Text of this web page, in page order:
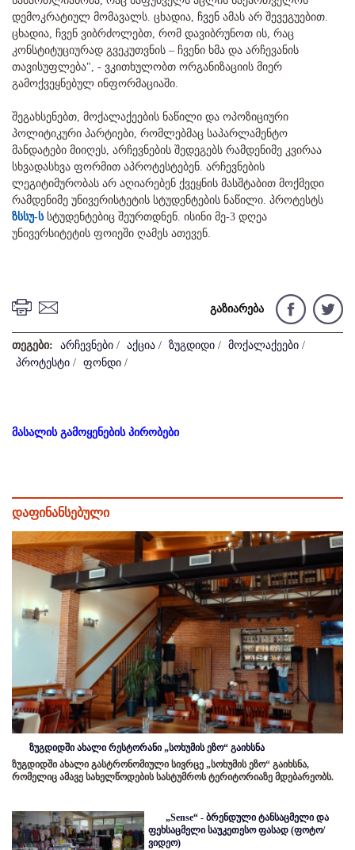
დემოკრატიულ მომავალს. ცხადია, ჩვენ ამას არ შევეგუებით.
ცხადია, ჩვენ ვიბრძოლებთ, რომ დავიბრუნოთ ის, რაც
კონსტიტუციურად გვეკუთვნის – ჩვენი ხმა და არჩევანის
თავისუფლება", - ვკითხულობთ ორგანიზაციის მიერ
გამოქვეყნებულ ინფორმაციაში.
შეგახსენებთ, მოქალაქეების ნაწილი და ოპოზიციური
პოლიტიკური პარტიები, რომლებმაც საპარლამენტო
მანდატები მიიღეს, არჩევნების შედეგებს რამდენიმე კვირაა
სხვადასხვა ფორმით აპროტესტებენ. არჩევნების
ლეგიტიმურობას არ აღიარებენ ქვეყნის მასშტაბით მოქმედი
რამდენიმე უნივერისტეტის სტუდენტების ნაწილი. პროტესტს
ზსსუ-ს სტუდენტებიც შეურთდნენ. ისინი მე-3 დღეა
უნივერსიტეტის ფოიეში ღამეს ათევენ.
გაზიარება
თეგები: არჩევნები / აქცია / ზუგდიდი / მოქალაქეები /
პროტესტი / ფონდი /
მასალის გამოყენების პირობები
დაფინანსებული
ზუგდიდში ახალი რესტორანი „სოხუმის ეზო“ გაიხსნა
ზუგდიდში ახალი გასტრონომიული სივრცე „სოხუმის ეზო“ გაიხსნა,
რომელიც ამავე სახელწოდების სასტუმროს ტერიტორიაზე მდებარეობს.
„Sense“ - ბრენდული ტანსაცმელი და
ფეხსაცმელი საუკეთესო ფასად (ფოტო/
ვიდეო)